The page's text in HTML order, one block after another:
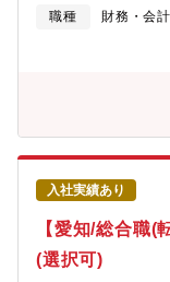
務を経験） ・DDや
スラインへの理解
会計処理支援ではな
に支援する役割を担
す。・事業計画策定
ェンス ・企業価値
PMI支援 ・IPO支援
築） ・上場会社向
ルティング希望に応
問 ・事業承継支援
ィング【魅力】① 会
みならず、IPO、
ます。監査法人や会
職種
財務・会
入社実績あり
【愛知/総合職(
(選択可)